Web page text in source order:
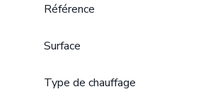
Référence
Surface
Type de chauffage